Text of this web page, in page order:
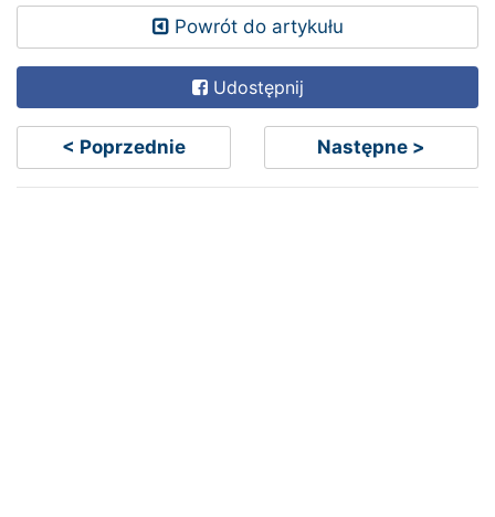
Powrót do artykułu
Udostępnij
< Poprzednie Następne >